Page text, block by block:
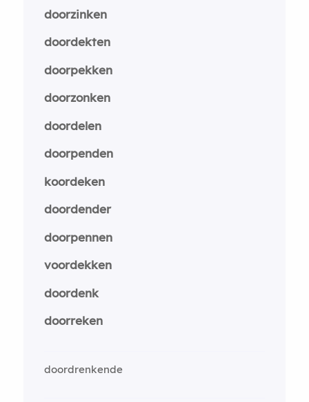
doorzinken
doordekten
doorpekken
doorzonken
doordelen
doorpenden
koordeken
doordender
doorpennen
voordekken
doordenk
doorreken
doordrenkende